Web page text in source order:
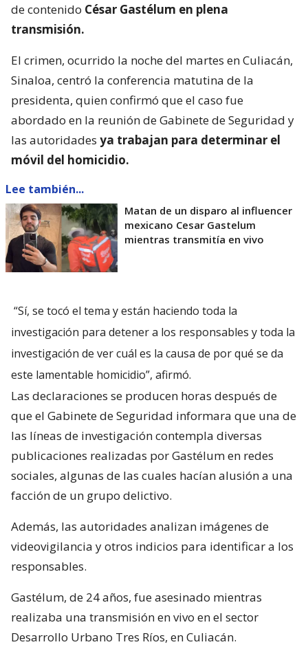
de contenido César Gastélum en plena
transmisión.
El crimen, ocurrido la noche del martes en Culiacán,
Sinaloa, centró la conferencia matutina de la
presidenta, quien confirmó que el caso fue
abordado en la reunión de Gabinete de Seguridad y
las autoridades ya trabajan para determinar el
móvil del homicidio.
Lee también...
Matan de un disparo al influencer
mexicano Cesar Gastelum
mientras transmitía en vivo
“Sí, se tocó el tema y están haciendo toda la
investigación para detener a los responsables y toda la
investigación de ver cuál es la causa de por qué se da
este lamentable homicidio”, afirmó.
Las declaraciones se producen horas después de
que el Gabinete de Seguridad informara que una de
las líneas de investigación contempla diversas
publicaciones realizadas por Gastélum en redes
sociales, algunas de las cuales hacían alusión a una
facción de un grupo delictivo.
Además, las autoridades analizan imágenes de
videovigilancia y otros indicios para identificar a los
responsables.
Gastélum, de 24 años, fue asesinado mientras
realizaba una transmisión en vivo en el sector
Desarrollo Urbano Tres Ríos, en Culiacán.